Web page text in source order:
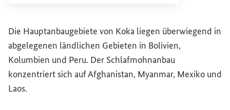
Die Hauptanbaugebiete von Koka liegen überwiegend in
abgelegenen ländlichen Gebieten in Bolivien,
Kolumbien und Peru. Der Schlafmohnanbau
konzentriert sich auf Afghanistan, Myanmar, Mexiko und
Laos.